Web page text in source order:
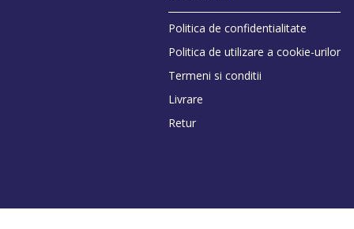
Politica de confidentialitate
Politica de utilizare a cookie-urilor
Termeni si conditii
Livrare
Retur